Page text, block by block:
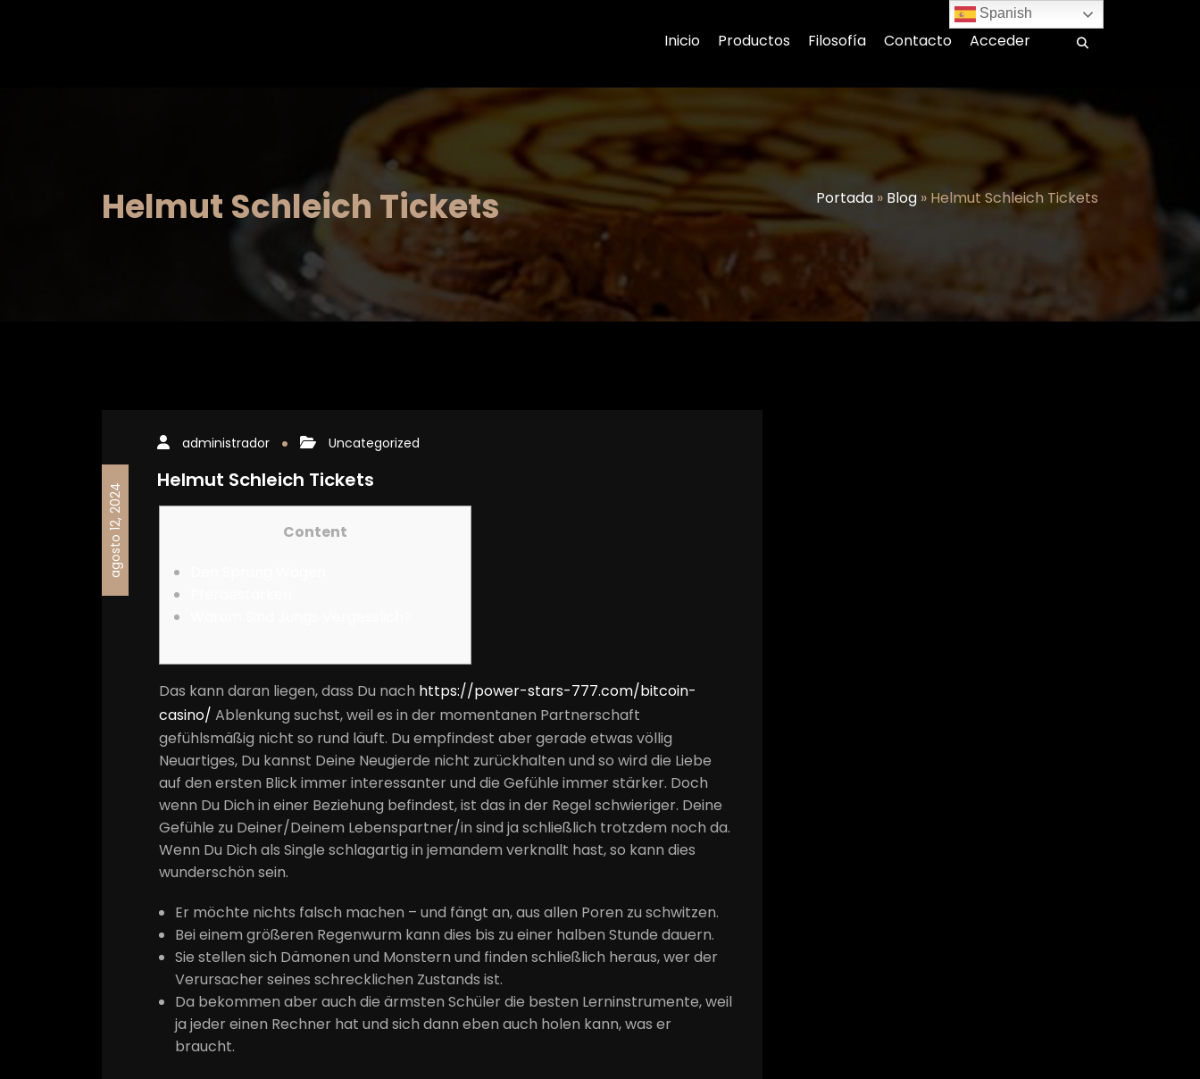
Inicio Productos Filosofía Contacto Acceder
Helmut Schleich Tickets Portada » Blog » Helmut Schleich Tickets
agosto 12, 2024
administrador Uncategorized
Helmut Schleich Tickets
Content
Das kann daran liegen, dass Du nach https://power-stars-777.com/bitcoin-
casino/ Ablenkung suchst, weil es in der momentanen Partnerschaft
gefühlsmäßig nicht so rund läuft. Du empfindest aber gerade etwas völlig
Neuartiges, Du kannst Deine Neugierde nicht zurückhalten und so wird die Liebe
auf den ersten Blick immer interessanter und die Gefühle immer stärker. Doch
wenn Du Dich in einer Beziehung befindest, ist das in der Regel schwieriger. Deine
Gefühle zu Deiner/Deinem Lebenspartner/in sind ja schließlich trotzdem noch da.
Wenn Du Dich als Single schlagartig in jemandem verknallt hast, so kann dies
wunderschön sein.
Er möchte nichts falsch machen – und fängt an, aus allen Poren zu schwitzen.
Bei einem größeren Regenwurm kann dies bis zu einer halben Stunde dauern.
Sie stellen sich Dämonen und Monstern und finden schließlich heraus, wer der
Verursacher seines schrecklichen Zustands ist.
Da bekommen aber auch die ärmsten Schüler die besten Lern­instrumente, weil
ja jeder einen Rechner hat und sich dann eben auch holen kann, was er
braucht.
Spanish